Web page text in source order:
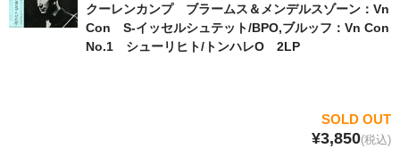
クーレンカンプ ブラームス＆メンデルスゾーン：Vn
Con S-イッセルシュテット/BPO,ブルッフ：Vn Con
No.1 シューリヒト/トンハレO 2LP
SOLD OUT
¥3,850(税込)